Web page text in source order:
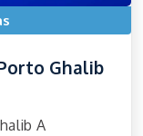
Ghalib
A